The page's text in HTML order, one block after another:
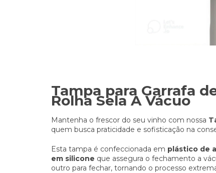
Tampa para Garrafa
Rolha Sela A Vácuo
Mantenha o frescor do seu vinho com nossa
quem busca praticidade e sofisticação na
Esta tampa é confeccionada em plástico de
em silicone que assegura o fechamento a
outro para fechar, tornando o processo